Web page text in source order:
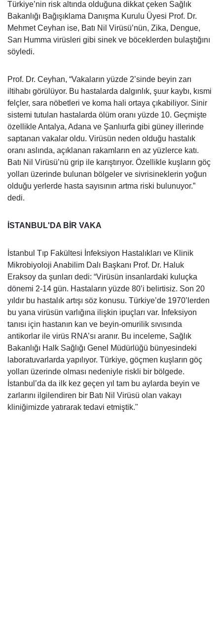
Türkiye’nin risk altında olduğuna dikkat çeken Sağlık
Bakanlığı Bağışıklama Danışma Kurulu Üyesi Prof. Dr.
Mehmet Ceyhan ise, Batı Nil Virüsü’nün, Zika, Dengue,
Sarı Humma virüsleri gibi sinek ve böceklerden bulaştığını
söyledi.
Prof. Dr. Ceyhan, “Vakaların yüzde 2’sinde beyin zarı
iltihabı görülüyor. Bu hastalarda dalgınlık, şuur kaybı, kısmi
felçler, sara nöbetleri ve koma hali ortaya çıkabiliyor. Sinir
sistemi tutulan hastalarda ölüm oranı yüzde 10. Geçmişte
özellikle Antalya, Adana ve Şanlıurfa gibi güney illerinde
saptanan vakalar oldu. Virüsün neden olduğu hastalık
oranı aslında, açıklanan rakamların en az yüzlerce katı.
Batı Nil Virüsü’nü grip ile karıştırıyor. Özellikle kuşların göç
yolları üzerinde bulunan bölgeler ve sivrisineklerin yoğun
olduğu yerlerde hasta sayısının artma riski bulunuyor.”
dedi.
İSTANBUL'DA BİR VAKA
İstanbul Tıp Fakültesi İnfeksiyon Hastalıkları ve Klinik
Mikrobiyoloji Anabilim Dalı Başkanı Prof. Dr. Haluk
Eraksoy da şunları dedi: “Virüsün insanlardaki kuluçka
dönemi 2-14 gün. Hastaların yüzde 80’i belirtisiz. Son 20
yıldır bu hastalık artışı söz konusu. Türkiye’de 1970’lerden
bu yana virüsün varlığına ilişkin ipuçları var. İnfeksiyon
tanısı için hastanın kan ve beyin-omurilik sıvısında
antikorlar ile virüs RNA’sı aranır. Bu inceleme, Sağlık
Bakanlığı Halk Sağlığı Genel Müdürlüğü bünyesindeki
laboratuvarlarda yapılıyor. Türkiye, göçmen kuşların göç
yolları üzerinde olması nedeniyle riskli bir bölgede.
İstanbul’da da ilk kez geçen yıl tam bu aylarda beyin ve
zarlarını ilgilendiren bir Batı Nil Virüsü olan vakayı
kliniğimizde yatırarak tedavi etmiştik."